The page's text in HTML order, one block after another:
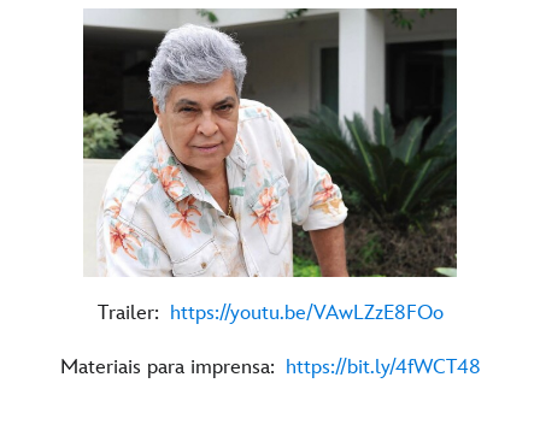
Trailer: https://youtu.be/VAwLZzE8FOo
Materiais para imprensa: https://bit.ly/4fWCT48